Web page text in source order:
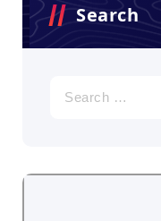
Search
for: